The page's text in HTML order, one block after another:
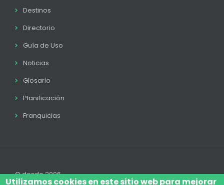
Destinos
Directorio
Guía de Uso
Noticias
Glosario
Planificación
Franquicias
© desde 2006
Utilizamos cookies en este sitio web para mejorar